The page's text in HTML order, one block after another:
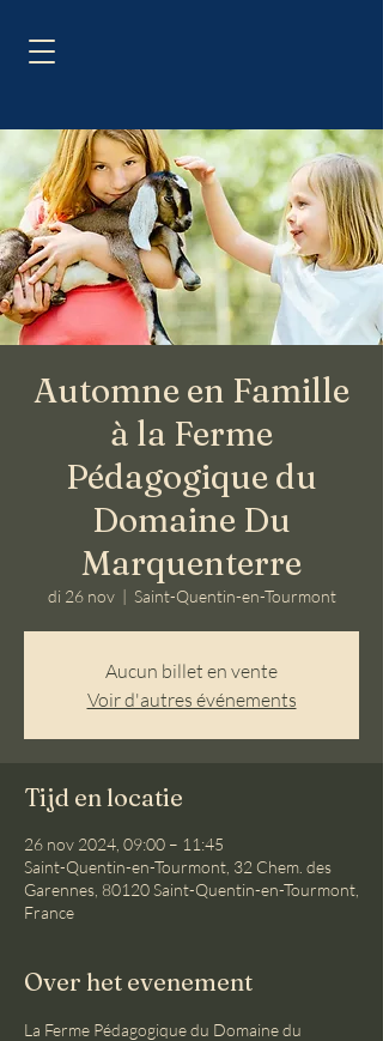
Automne en Famille
à la Ferme
Pédagogique du
Domaine Du
Marquenterre
di 26 nov
  |
Saint-Quentin-en-Tourmont
Aucun billet en vente
Voir d'autres événements
Tijd en locatie
26 nov 2024, 09:00 – 11:45
Saint-Quentin-en-Tourmont, 32 Chem. des
Garennes, 80120 Saint-Quentin-en-Tourmont,
France
Over het evenement
La Ferme Pédagogique du Domaine du